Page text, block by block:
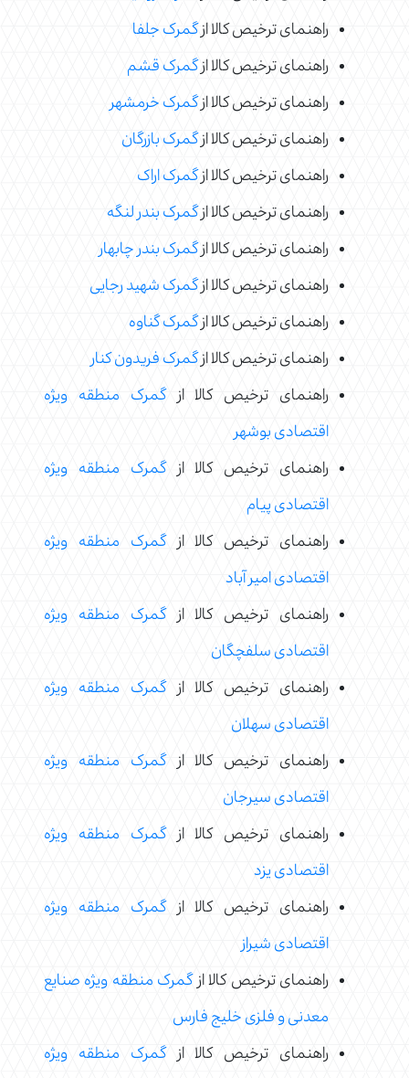
راهنمای ترخیص کالا ازگمرک جلفا
راهنمای ترخیص کالا ازگمرک قشم
راهنمای ترخیص کالا ازگمرک خرمشهر
راهنمای ترخیص کالا ازگمرک بازرگان
راهنمای ترخیص کالا ازگمرک اراک
راهنمای ترخیص کالا ازگمرک بندر لنگه
راهنمای ترخیص کالا ازگمرک بندر چابهار
راهنمای ترخیص کالا ازگمرک شهید رجایی
راهنمای ترخیص کالا ازگمرک گناوه
راهنمای ترخیص کالا ازگمرک فریدون کنار
راهنمای ترخیص کالا ازگمرک منطقه ویژه
اقتصادی بوشهر
راهنمای ترخیص کالا ازگمرک منطقه ویژه
اقتصادی پیام
راهنمای ترخیص کالا ازگمرک منطقه ویژه
اقتصادی امیر آباد
راهنمای ترخیص کالا ازگمرک منطقه ویژه
اقتصادی سلفچگان
راهنمای ترخیص کالا ازگمرک منطقه ویژه
اقتصادی سهلان
راهنمای ترخیص کالا ازگمرک منطقه ویژه
اقتصادی سیرجان
راهنمای ترخیص کالا ازگمرک منطقه ویژه
اقتصادی یزد
راهنمای ترخیص کالا ازگمرک منطقه ویژه
اقتصادی شیراز
راهنمای ترخیص کالا ازگمرک منطقه ویژه صنایع
معدنی و فلزی خلیج فارس
راهنمای ترخیص کالا ازگمرک منطقه ویژه